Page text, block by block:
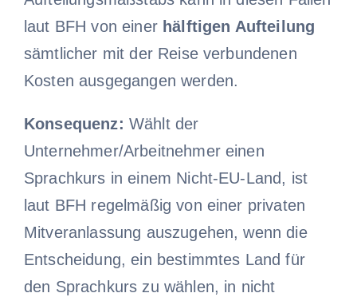
laut BFH von einer hälftigen Aufteilung
sämtlicher mit der Reise verbundenen
Kosten ausgegangen werden.
Konsequenz: Wählt der
Unternehmer/Arbeitnehmer einen
Sprachkurs in einem Nicht-EU-Land, ist
laut BFH regelmäßig von einer privaten
Mitveranlassung auszugehen, wenn die
Entscheidung, ein bestimmtes Land für
den Sprachkurs zu wählen, in nicht